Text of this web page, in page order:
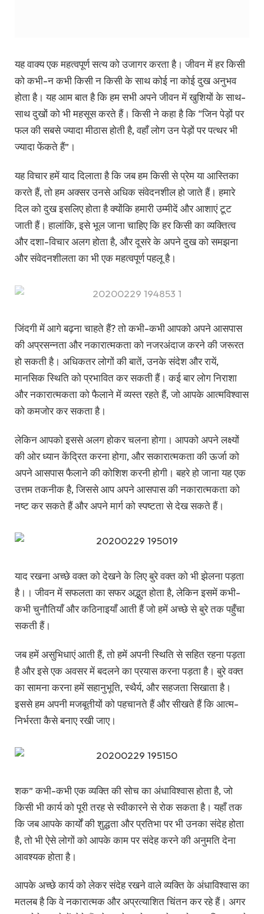
यह वाक्य एक महत्वपूर्ण सत्य को उजागर करता है। जीवन में हर किसी
को कभी-न कभी किसी न किसी के साथ कोई ना कोई दुख अनुभव
होता है। यह आम बात है कि हम सभी अपने जीवन में खुशियों के साथ-
साथ दुखों को भी महसूस करते हैं। किसी ने कहा है कि “जिन पेड़ों पर
फल की सबसे ज्यादा मीठास होती है, वहाँ लोग उन पेड़ों पर पत्थर भी
ज्यादा फेंकते हैं”।
यह विचार हमें याद दिलाता है कि जब हम किसी से प्रेम या आस्तिका
करते हैं, तो हम अक्सर उनसे अधिक संवेदनशील हो जाते हैं। हमारे
दिल को दुख इसलिए होता है क्योंकि हमारी उम्मीदें और आशाएं टूट
जाती हैं। हालांकि, इसे भूल जाना चाहिए कि हर किसी का व्यक्तित्व
और दशा-विचार अलग होता है, और दूसरे के अपने दुख को समझना
और संवेदनशीलता का भी एक महत्वपूर्ण पहलू है।
जिंदगी में आगे बढ़ना चाहते हैं? तो कभी-कभी आपको अपने आसपास
की अप्रसन्नता और नकारात्मकता को नजरअंदाज करने की जरूरत
हो सकती है। अधिकतर लोगों की बातें, उनके संदेश और रायें,
मानसिक स्थिति को प्रभावित कर सकती हैं। कई बार लोग निराशा
और नकारात्मकता को फैलाने में व्यस्त रहते हैं, जो आपके आत्मविश्वास
को कमजोर कर सकता है।
लेकिन आपको इससे अलग होकर चलना होगा। आपको अपने लक्ष्यों
की ओर ध्यान केंद्रित करना होगा, और सकारात्मकता की ऊर्जा को
अपने आसपास फैलाने की कोशिश करनी होगी। बहरे हो जाना यह एक
उत्तम तकनीक है, जिससे आप अपने आसपास की नकारात्मकता को
नष्ट कर सकते हैं और अपने मार्ग को स्पष्टता से देख सकते हैं।
याद रखना अच्छे वक्त को देखने के लिए बुरे वक्त को भी झेलना पड़ता
है।। जीवन में सफलता का सफर अद्भुत होता है, लेकिन इसमें कभी-
कभी चुनौतियाँ और कठिनाइयाँ आती हैं जो हमें अच्छे से बुरे तक पहुँचा
सकती हैं।
जब हमें असुभिधाएं आती हैं, तो हमें अपनी स्थिति से सहित रहना पड़ता
है और इसे एक अवसर में बदलने का प्रयास करना पड़ता है। बुरे वक्त
का सामना करना हमें सहानुभूति, स्थैर्य, और सहजता सिखाता है।
इससे हम अपनी मजबूतीयों को पहचानते हैं और सीखते हैं कि आत्म-
निर्भरता कैसे बनाए रखी जाए।
शक” कभी-कभी एक व्यक्ति की सोच का अंधाविश्वास होता है, जो
किसी भी कार्य को पूरी तरह से स्वीकारने से रोक सकता है। यहाँ तक ​​
कि जब आपके कार्यों की शुद्धता और प्रतिभा पर भी उनका संदेह होता
है, तो भी ऐसे लोगों को आपके काम पर संदेह करने की अनुमति देना
आवश्यक होता है।
आपके अच्छे कार्य को लेकर संदेह रखने वाले व्यक्ति के अंधाविश्वास का
मतलब है कि वे नकारात्मक और अप्रत्याशित चिंतन कर रहे हैं। अगर